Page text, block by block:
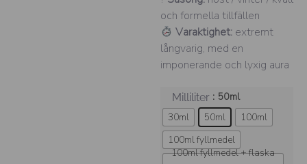
och formella tillfällen
Varaktighet: extremt
långvarig, med en
imponerande och lyxig aura
Milliliter : 50ml
30ml 50ml
100ml
100ml fyllmedel
100ml fyllmedel + flaska